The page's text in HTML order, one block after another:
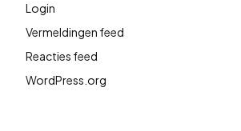
Login
Vermeldingen feed
Reacties feed
WordPress.org